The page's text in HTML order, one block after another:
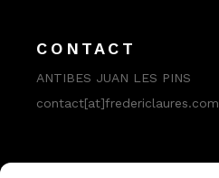
CONTACT
ANTIBES JUAN LES PINS
contact[at]fredericlaures.com